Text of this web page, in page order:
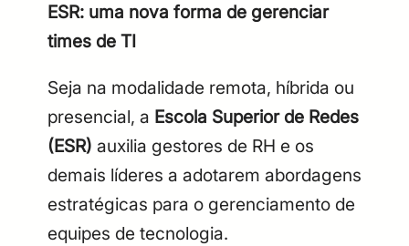
ESR: uma nova forma de gerenciar
times de TI
Seja na modalidade remota, híbrida ou
presencial, a Escola Superior de Redes
(ESR) auxilia gestores de RH e os
demais líderes a adotarem abordagens
estratégicas para o gerenciamento de
equipes de tecnologia.